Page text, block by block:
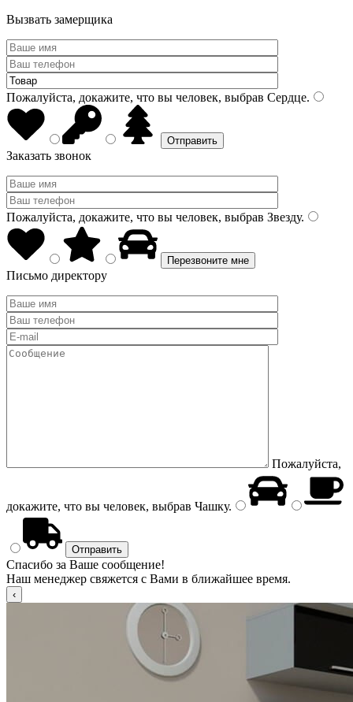
Вызвать замерщика
Пожалуйста, докажите, что вы человек, выбрав Сердце.
Заказать звонок
Пожалуйста, докажите, что вы человек, выбрав Звезду.
Письмо директору
Пожалуйста,
докажите, что вы человек, выбрав Чашку.
Спасибо за Ваше сообщение!
Наш менеджер свяжется с Вами в ближайшее время.